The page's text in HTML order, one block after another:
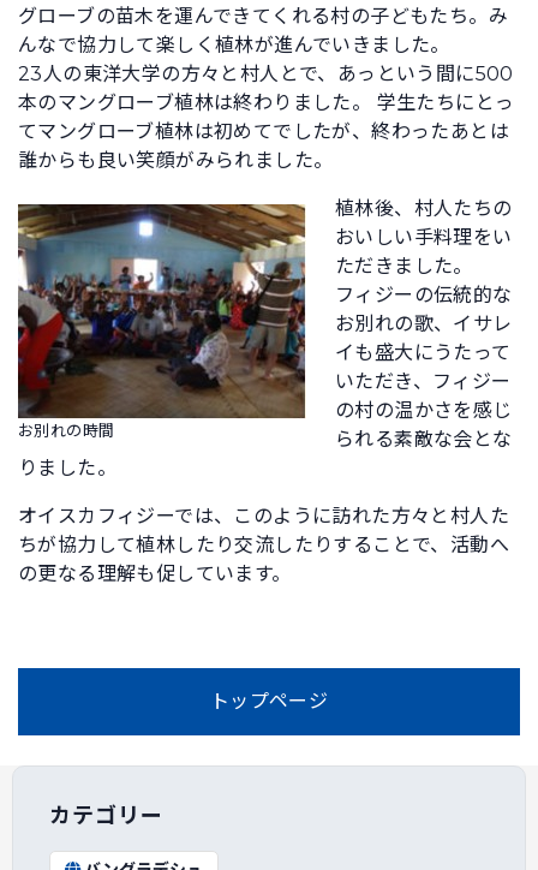
グローブの苗木を運んできてくれる村の子どもたち。み
んなで協力して楽しく植林が進んでいきました。
23人の東洋大学の方々と村人とで、あっという間に500
本のマングローブ植林は終わりました。 学生たちにとっ
てマングローブ植林は初めてでしたが、終わったあとは
誰からも良い笑顔がみられました。
お別れの時間
植林後、村人たちの
おいしい手料理をい
ただきました。
フィジーの伝統的な
お別れの歌、イサレ
イも盛大にうたって
いただき、フィジー
の村の温かさを感じ
られる素敵な会とな
りました。
オイスカフィジーでは、このように訪れた方々と村人た
ちが協力して植林したり交流したりすることで、活動へ
の更なる理解も促しています。
トップページ
カテゴリー